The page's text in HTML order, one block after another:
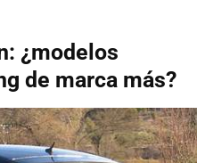
¿modelos
de marca más?